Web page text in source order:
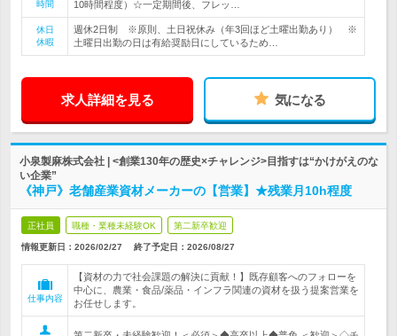
時間
10時間程度）☆一定期間後、フレッ…
休日
休暇
週休2日制 ※原則、土日祝休み（年3回ほど土曜出勤あり） ※
土曜日出勤の日は有給奨励日にしているため…
求人詳細を見る 気になる
小泉製麻株式会社 | <創業130年の歴史×チャレンジ>目指すは“かけがえのな
い企業”
《神戸》老舗産業資材メーカーの【営業】★残業月10h程度
正社員 職種・業種未経験OK 第二新卒歓迎
情報更新日：2026/02/27 終了予定日： 2026/08/27
仕事内容
【資材の力で社会課題の解決に貢献！】既存顧客へのフォローを
中心に、農業・食品/薬品・インフラ関連の資材を扱う提案営業を
お任せします。